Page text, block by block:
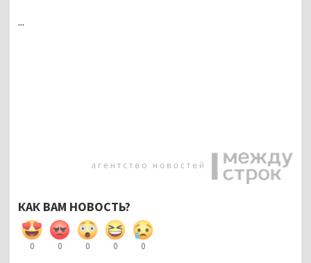
...
КАК ВАМ НОВОСТЬ?
0 0 0 0 0